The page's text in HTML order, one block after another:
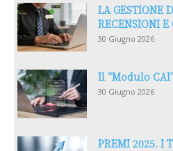
LA GESTIONE
RECENSIONI
30 Giugno 2026
Il “Modulo
30 Giugno 2026
PREMI 2025. I